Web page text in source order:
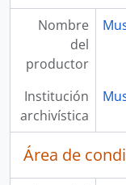
Nombre
del
productor
Institución
archivística
Área de